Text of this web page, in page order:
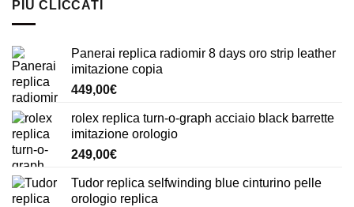
PIÙ CLICCATI
Panerai replica radiomir 8 days oro strip leather
imitazione copia
449,00€
rolex replica turn-o-graph acciaio black barrette
imitazione orologio
249,00€
Tudor replica selfwinding blue cinturino pelle
orologio replica